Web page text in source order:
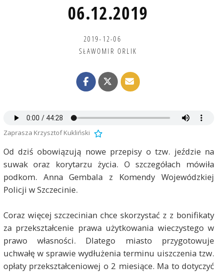
06.12.2019
2019-12-06
SŁAWOMIR ORLIK
Zaprasza Krzysztof Kukliński
Od dziś obowiązują nowe przepisy o tzw. jeździe na
suwak oraz korytarzu życia. O szczegółach mówiła
podkom. Anna Gembala z Komendy Wojewódzkiej
Policji w Szczecinie.
Coraz więcej szczecinian chce skorzystać z z bonifikaty
za przekształcenie prawa użytkowania wieczystego w
prawo własności. Dlatego miasto przygotowuje
uchwałę w sprawie wydłużenia terminu uiszczenia tzw.
opłaty przekształceniowej o 2 miesiące. Ma to dotyczyć